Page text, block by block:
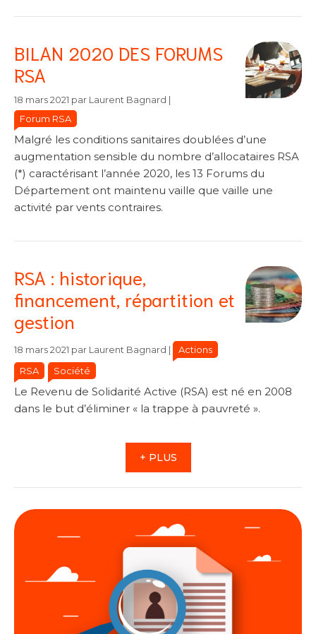
BILAN 2020 DES FORUMS
RSA
18 mars 2021 par Laurent Bagnard
Forum RSA
Malgré les conditions sanitaires doublées d’une
augmentation sensible du nombre d’allocataires RSA
(*) caractérisant l’année 2020, les 13 Forums du
Département ont maintenu vaille que vaille une
activité par vents contraires.
RSA : historique,
financement, répartition et
gestion
18 mars 2021 par Laurent Bagnard Catégories
Catégories
Actions
RSA
Société
Le Revenu de Solidarité Active (RSA) est né en 2008
dans le but d’éliminer « la trappe à pauvreté ».
+ PLUS